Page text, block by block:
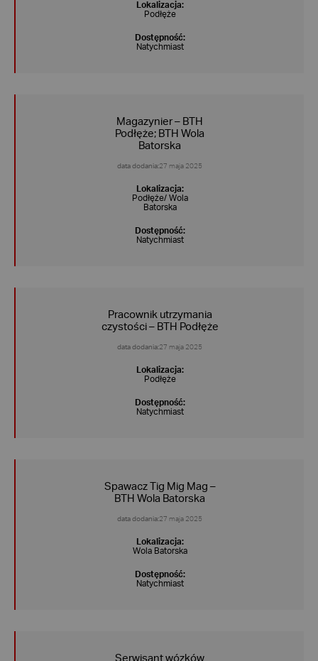
Lokalizacja:
Podłęże
Dostępność:
Natychmiast
Magazynier – BTH
Podłęże; BTH Wola
Batorska
data dodania:27 maja 2025
Lokalizacja:
Podłęże/ Wola
Batorska
Dostępność:
Natychmiast
Pracownik utrzymania
czystości – BTH Podłęże
data dodania:27 maja 2025
Lokalizacja:
Podłęże
Dostępność:
Natychmiast
Spawacz Tig Mig Mag –
BTH Wola Batorska
data dodania:27 maja 2025
Lokalizacja:
Wola Batorska
Dostępność:
Natychmiast
Serwisant wózków